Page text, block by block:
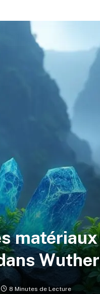
matériaux
8 Minutes de Lecture